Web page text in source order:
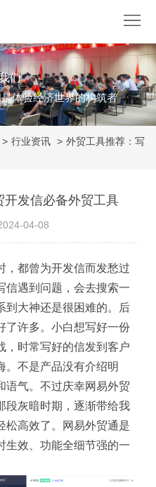
们
体验经济世界的构筑者
> 行业资讯 > 外贸工具推荐：写
发信必备外贸工具
04-08
，都曾为开发信而发愁过
信遇到问题，会去搜索一
到大神还是很困难的。后
了许多。小白想写好一份
，时常写好的信发到客户
。不是产品没有介绍明
语气。不过庆幸网易外贸
段灰暗时期，逐渐带给我
松高效了。网易外贸通是
生效、功能全细节强的一